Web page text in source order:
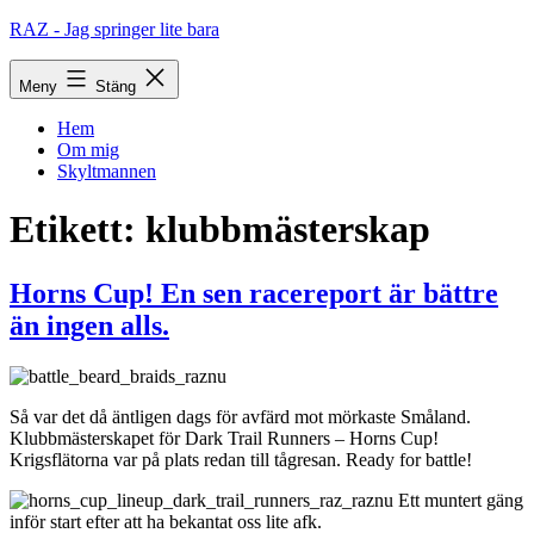
Hoppa
innehåll
RAZ - Jag springer lite bara
Meny Stäng
Hem
Om mig
Skyltmannen
Etikett: klubbmästerskap
Horns Cup! En sen racereport är bättre
än ingen alls.
Så var det då äntligen dags för avfärd mot mörkaste Småland.
Klubbmästerskapet för Dark Trail Runners – Horns Cup!
Krigsflätorna var på plats redan till tågresan. Ready for battle!
Ett muntert gäng
inför start efter att ha bekantat oss lite afk.